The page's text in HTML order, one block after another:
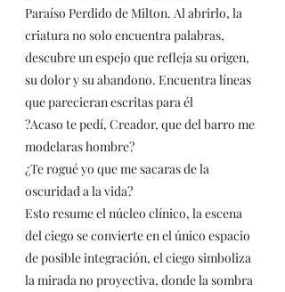
Paraíso Perdido de Milton. Al abrirlo, la
criatura no solo encuentra palabras,
descubre un espejo que refleja su origen,
su dolor y su abandono. Encuentra líneas
que parecieran escritas para él
?Acaso te pedí, Creador, que del barro me
modelaras hombre?
¿Te rogué yo que me sacaras de la
oscuridad a la vida?
Esto resume el núcleo clínico, la escena
del ciego se convierte en el único espacio
de posible integración, el ciego simboliza
la mirada no proyectiva, donde la sombra